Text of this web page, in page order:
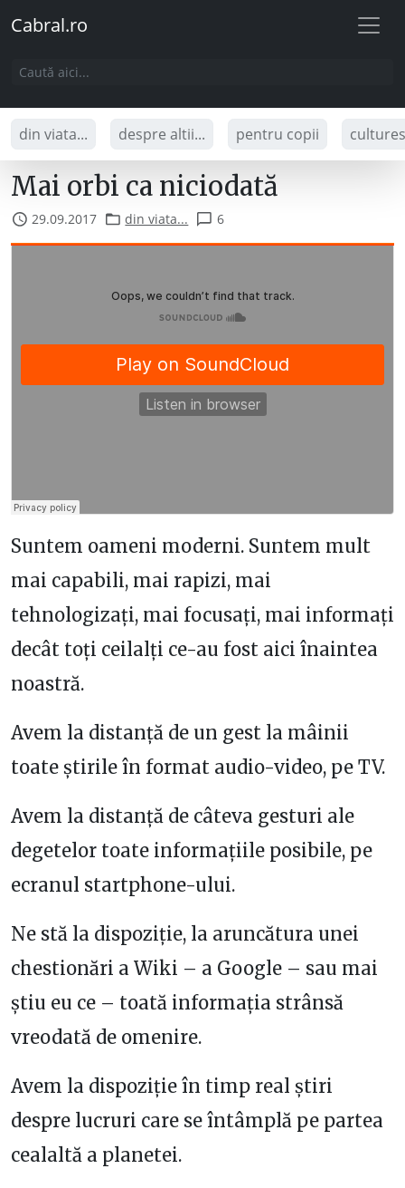
Cabral.ro
din viata... despre altii... pentru copii
Mai orbi ca niciodată
29.09.2017 din viata... 6
Suntem oameni moderni. Suntem mult
mai capabili, mai rapizi, mai
tehnologizați, mai focusați, mai informați
decât toți ceilalți ce-au fost aici înaintea
noastră.
Avem la distanță de un gest la mâinii
toate știrile în format audio-video, pe TV.
Avem la distanță de câteva gesturi ale
degetelor toate informațiile posibile, pe
ecranul startphone-ului.
Ne stă la dispoziție, la aruncătura unei
chestionări a Wiki – a Google – sau mai
știu eu ce – toată informația strânsă
vreodată de omenire.
Avem la dispoziție în timp real știri
despre lucruri care se întâmplă pe partea
cealaltă a planetei.